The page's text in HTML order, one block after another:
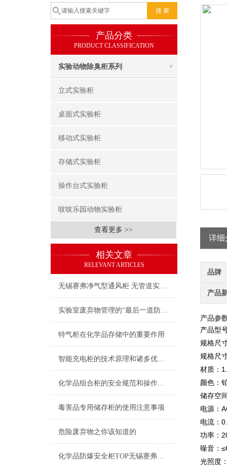
产品分类
PRODUCT CLASSIFICATION
实验动物除臭柜系列
立式实验柜
桌面式实验柜
移动式实验柜
存储式实验柜
操作台式实验柜
吱吱乐园动物实验柜
查看更多 >>
相关文章
RELEVANT ARTICLES
无锡赛弗净气型通风柜 无管道实验室通风净化专家 源头阻断有害气体守护实验健康
实验室废弃物管理的“最后一道防线”：为什么你需要一座户外危废暂存柜？
特气柜在化学品存储中的重要作用
智能充电柜的技术原理和诸多优点介绍
化学品组合柜的安全规范和操作指南说明
毒害品专用储存柜的使用注意事项
危险废弃物之你该知道的
化学品防爆安全柜TOP无锡赛弗安全
详细
品牌
产品
产品参
产品型
规格尺
规格尺
材质：
颜⾊：
储存空
电源：
电流：
功率：
噪⾳：
光照度